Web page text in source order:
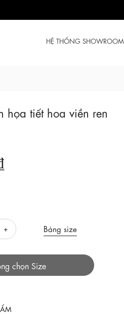
HỆ THỐNG SHOWROOM
họa tiết hoa viền ren
Bảng size
chọn Size